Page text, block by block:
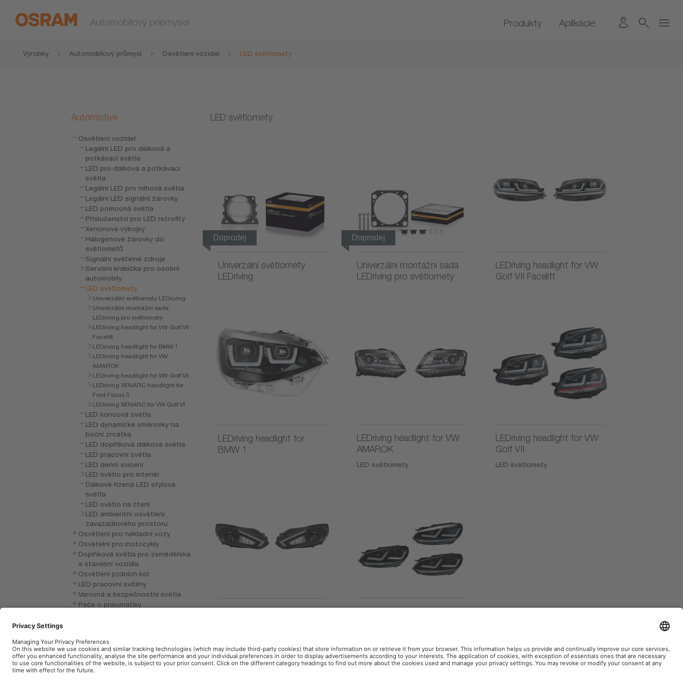
Automobilový priemysel Produkty Aplikácie
Výrobky Automobilový průmysl Osvětlení vozidel LED světlomety
Automotive
Osvětlení vozidel
Legální LED pro dálková a
potkávací světla
LED pro dálková a potkávací
světla
Legální LED pro mlhová světla
Legální LED signální žárovky
LED pomocná světla
Příslušenství pro LED retrofity
Xenonové výbojky
Halogenové žárovky do
světlometů
Signální světelné zdroje
Servisní krabička pro osobní
automobily
LED světlomety
Univerzální světlomety LEDriving
Univerzální montážní sada
LEDriving pro světlomety
LEDriving headlight for VW Golf VII
Facelift
LEDriving headlight for BMW 1
LEDriving headlight for VW
AMAROK
LEDriving headlight for VW Golf VII
LEDriving XENARC headlight for
Ford Focus 3
LEDriving XENARC for VW Golf VI
LED koncová světla
LED dynamické směrovky na
boční zrcátka
LED doplňková dálková světla
LED pracovní světla
LED denní svícení
LED světlo pro interiér
Dálkově řízená LED stylová
světla
LED světlo na čtení
LED ambientní osvětlení
zavazadlového prostoru
Osvětlení pro nákladní vozy
Osvětelní pro motocykly
Doplňková světla pro zemědělská
a stavební vozidla
Osvětlení jízdních kol
LED pracovní svítilny
Varovná a bezpečnostní světla
Péče o pneumatiky
LED světlomety
Doprodej
Univerzální světlomety
LEDriving
Doprodej
Univerzální montážní sada
LEDriving pro světlomety
LEDriving headlight for VW
Golf VII Facelift
LEDriving headlight for
BMW 1
LEDriving headlight for VW
AMAROK
LED světlomety
LEDriving headlight for VW
Golf VII
LED světlomety
LEDriving XENARC for VW